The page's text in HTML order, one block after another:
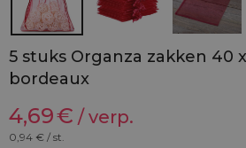
5 stuks Organza zakken 40
bordeaux
4,69€ / verp.
0,94 € / st.